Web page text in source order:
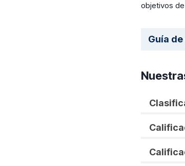
objetivos
Guía